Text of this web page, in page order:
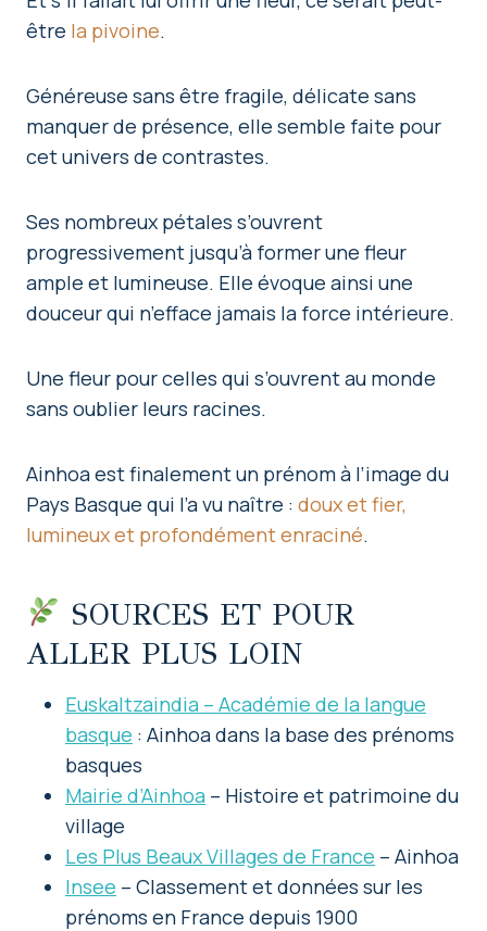
être la pivoine.
Généreuse sans être fragile, délicate sans
manquer de présence, elle semble faite pour
cet univers de contrastes.
Ses nombreux pétales s’ouvrent
progressivement jusqu’à former une fleur
ample et lumineuse. Elle évoque ainsi une
douceur qui n’efface jamais la force intérieure.
Une fleur pour celles qui s’ouvrent au monde
sans oublier leurs racines.
Ainhoa est finalement un prénom à l’image du
Pays Basque qui l’a vu naître : doux et fier,
lumineux et profondément enraciné.
SOURCES ET POUR
ALLER PLUS LOIN
Euskaltzaindia – Académie de la langue
basque : Ainhoa dans la base des prénoms
basques
Mairie d’Ainhoa – Histoire et patrimoine du
village
Les Plus Beaux Villages de France – Ainhoa
Insee – Classement et données sur les
prénoms en France depuis 1900